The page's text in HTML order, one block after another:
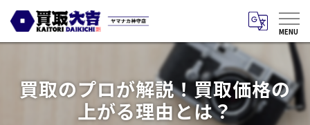
買取のプロが解説！買取価格の
上がる理由とは？